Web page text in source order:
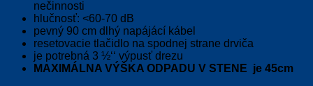
nečinnosti
hlučnosť: <60-70 dB
pevný 90 cm dlhý napájácí kábel
resetovacie tlačidlo na spodnej strane drviča
je potrebná 3 ½‘‘ výpusť drezu
MAXIMÁLNA VÝŠKA ODPADU V STENE je 45cm